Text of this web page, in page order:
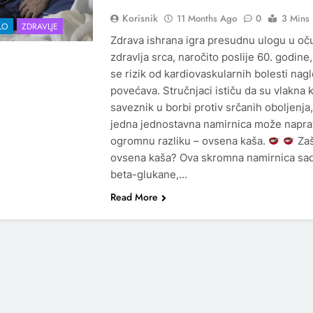
ZDRAVLJE
Korisnik 11 Months Ago 0
3 Mins
Zdrava ishrana igra presudnu ulogu u
zdravlja srca, naročito poslije 60.
se rizik od kardiovaskularnih bolesti
povećava. Stručnjaci ističu da su vlakna
saveznik u borbi protiv srčanih
jedna jednostavna namirnica može
ogromnu razliku – ovsena kaša.
ovsena kaša? Ova skromna namirnica
beta-glukane,…
Read More